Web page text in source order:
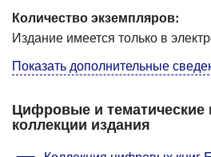
Количество экземпляров:
Издание имеется только в
Показать дополнительные
Цифровые и
коллекции издания